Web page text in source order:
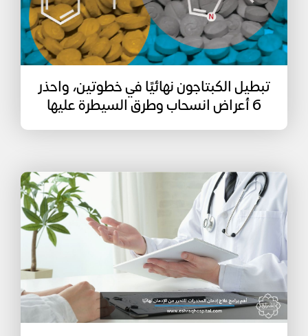
تبطيل الكبتاجون نهائيًا في خطوتين، واحذر
6 أعراض انسحاب وطرق السيطرة عليها